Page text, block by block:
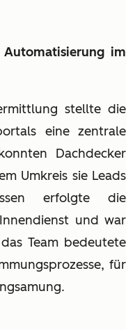
im
stellte die
eine zentrale
Dachdecker
Umkreis sie Leads
erfolgte die
und war
Team bedeutete
für